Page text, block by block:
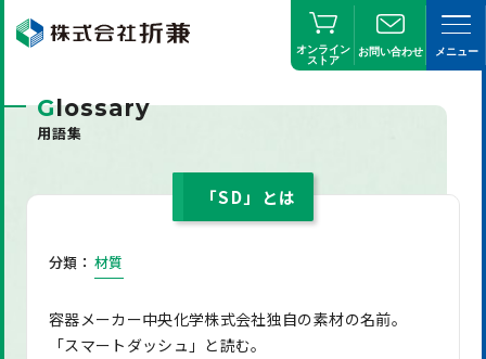
オンライン
ストア
お問い合わせ メニュー
Glossary
用語集
「SD」とは
分類： 材質
容器メーカー中央化学株式会社独自の素材の名前。
「スマートダッシュ」と読む。